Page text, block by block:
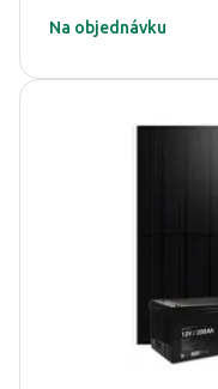
Na objednávku